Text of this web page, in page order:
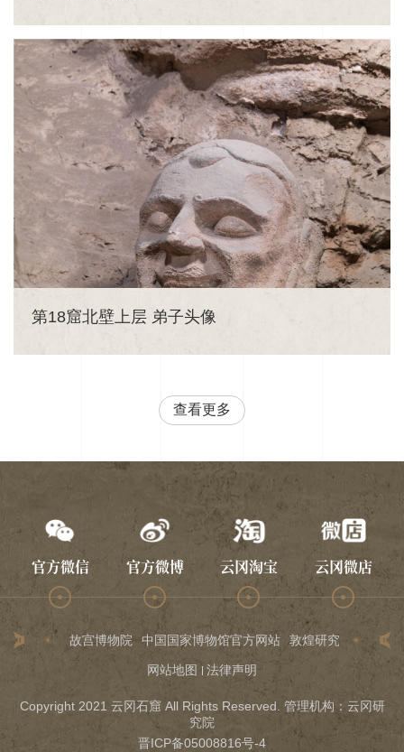
第18窟北壁上层 弟子头像
查看更多
官方微信 官方微博 云冈淘宝 云冈微店
故宫博物院 中国国家博物馆官方网站 敦煌研究院 龙门石
网站地图 法律声明
Copyright 2021 云冈石窟 All Rights Reserved. 管理机构：云冈研
究院
晋ICP备05008816号-4